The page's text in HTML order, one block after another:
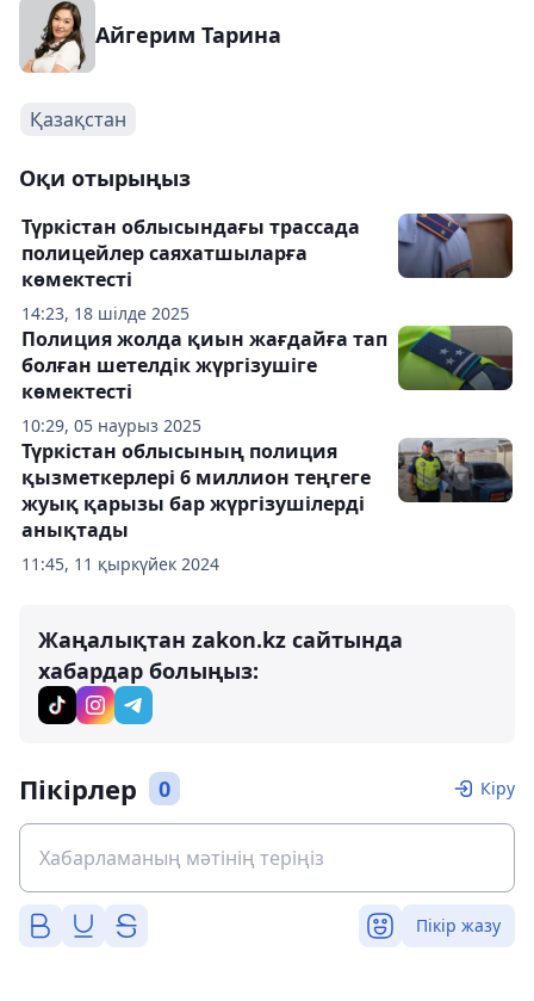
Айгерим Тарина
Қазақстан
Оқи отырыңыз
14:23, 18 шілде 2025
Түркістан облысындағы трассада
полицейлер саяхатшыларға
көмектесті
10:29, 05 наурыз 2025
Полиция жолда қиын жағдайға тап
болған шетелдік жүргізушіге
көмектесті
11:45, 11 қыркүйек 2024
Түркістан облысының полиция
қызметкерлері 6 миллион теңгеге
жуық қарызы бар жүргізушілерді
анықтады
Жаңалықтан zakon.kz сайтында
хабардар болыңыз:
Пікірлер 0 Кіру
Пікір жазу